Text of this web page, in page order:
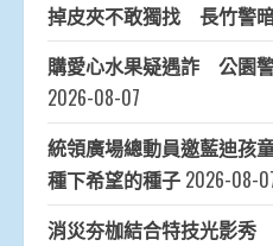
掉皮夾不敢獨找 長竹警
購愛心水果疑遇詐 公園
2026-08-07
統領廣場總動員邀藍迪孩
種下希望的種子 2026-08-
消災夯枷結合特技光影